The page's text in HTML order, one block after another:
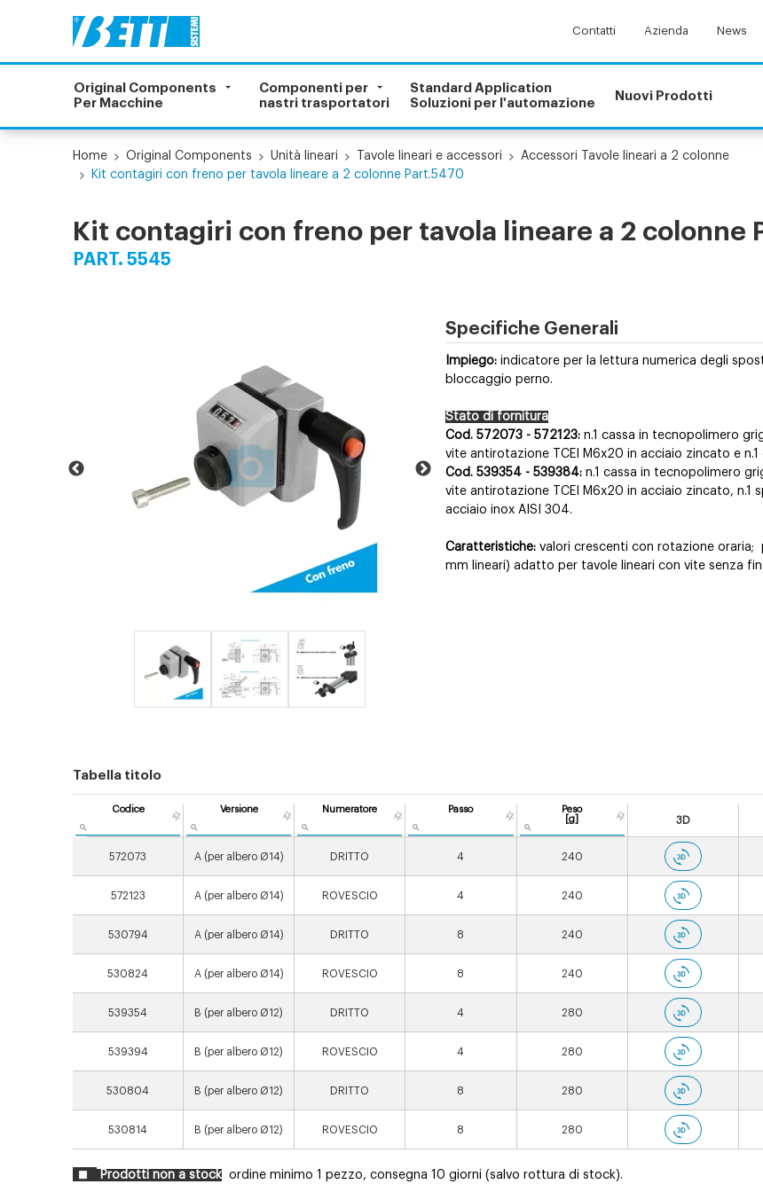
Contatti Azienda News
Original Components
Per Macchine
Componenti per
nastri trasportatori
Standard Application
Soluzioni per l'automazione
Nuovi Prodotti
Home Original Components Unità lineari Tavole lineari e accessori
Accessori Tavole lineari a 2 colonne
Kit contagiri con freno per tavola lineare a 2 colonne Part.5470
Kit contagiri con freno per tavola lineare a 2 colonne
PART. 5545
Specifiche Generali
Impiego:indicatore per la lettura numerica degli
bloccaggio perno.
Stato di fornitura
Cod. 572073 - 572123:n.1 cassa in tecnopolimero
vite antirotazione TCEI M6x20 in acciaio zincato e
Cod. 539354 - 539384:n.1 cassa in tecnopolimero
vite antirotazione TCEI M6x20 in acciaio zincato, n.1
acciaio inox AISI 304.
Caratteristiche:valori crescenti con rotazione oraria;
mm lineari) adatto per tavole lineari con vite senza
Tabella titolo
Codice Versione Numeratore Passo
Peso
[g]
3D
572073 A (per albero Ø14) DRITTO 4 240
572123 A (per albero Ø14) ROVESCIO 4 240
530794 A (per albero Ø14) DRITTO 8 240
530824 A (per albero Ø14) ROVESCIO 8 240
539354 B (per albero Ø12) DRITTO 4 280
539394 B (per albero Ø12) ROVESCIO 4 280
530804 B (per albero Ø12) DRITTO 8 280
530814 B (per albero Ø12) ROVESCIO 8 280
Prodotti non a stock ordine minimo 1 pezzo, consegna 10 giorni (salvo rottura di stock).